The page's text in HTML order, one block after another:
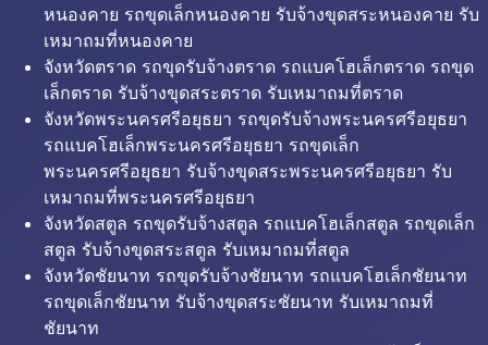
หนองคาย รถขุดเล็กหนองคาย รับจ้างขุดสระหนองคาย รับ
เหมาถมที่หนองคาย
จังหวัดตราด รถขุดรับจ้างตราด รถแบคโฮเล็กตราด รถขุด
เล็กตราด รับจ้างขุดสระตราด รับเหมาถมที่ตราด
จังหวัดพระนครศรีอยุธยา รถขุดรับจ้างพระนครศรีอยุธยา
รถแบคโฮเล็กพระนครศรีอยุธยา รถขุดเล็ก
พระนครศรีอยุธยา รับจ้างขุดสระพระนครศรีอยุธยา รับ
เหมาถมที่พระนครศรีอยุธยา
จังหวัดสตูล รถขุดรับจ้างสตูล รถแบคโฮเล็กสตูล รถขุดเล็ก
สตูล รับจ้างขุดสระสตูล รับเหมาถมที่สตูล
จังหวัดชัยนาท รถขุดรับจ้างชัยนาท รถแบคโฮเล็กชัยนาท
รถขุดเล็กชัยนาท รับจ้างขุดสระชัยนาท รับเหมาถมที่
ชัยนาท